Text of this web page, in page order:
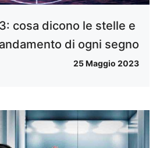
cosa dicono le stelle e
di ogni segno
25 Maggio 2023